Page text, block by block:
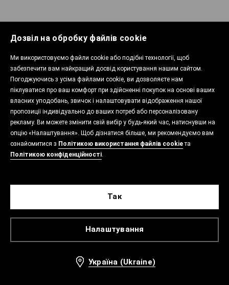
Дозвіл на обробку файлів cookie
Ми використовуємо файли cookie або подібні технології, щоб
забезпечити вам найкращий досвід користування нашим сайтом.
Погоджуючись з усіма файлами cookie, ви дозволяєте нам
піклуватися про ваш комфорт при здійсненні покупок на основі ваших
власних уподобань, звичок і налаштовувати відображення нашої
пропозиції індивідуально до ваших потреб або персоналізовану
рекламу. Ви можете змінити свій вибір у будь-який час, натиснувши на
опцію «Налаштування». Щоб дізнатися більше, ми рекомендуємо вам
ознайомитися з Політикою використання файлів cookieта
Політикою конфіденційності.
Налаштування
Так
Україна (Ukraine)